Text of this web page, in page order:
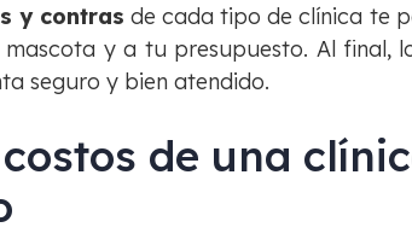
y contras de cada tipo de clínica te
mascota y a tu presupuesto. Al
seguro y bien atendido.
de una